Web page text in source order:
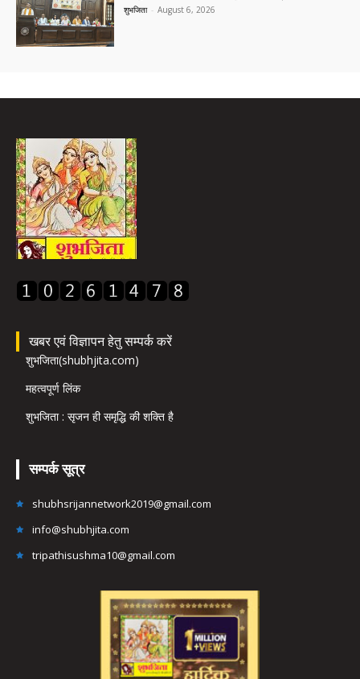
शुभजिता - August 6, 2026
खबर एवं विज्ञापन हेतु सम्पर्क करें
शुभजिता(shubhjita.com)
महत्वपूर्ण लिंक
शुभजिता : सृजन ही समृद्धि की शक्ति है
सम्पर्क सूत्र
shubhsrijannetwork2019@gmail.com
info@shubhjita.com
tripathisushma10@gmail.com